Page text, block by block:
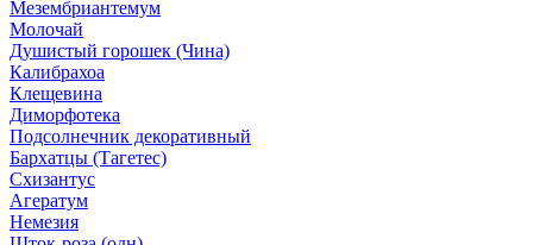
Мезембриантемум
Молочай
Душистый горошек (Чина)
Калибрахоа
Клещевина
Диморфотека
Подсолнечник декоративный
Бархатцы (Тагетес)
Схизантус
Агератум
Немезия